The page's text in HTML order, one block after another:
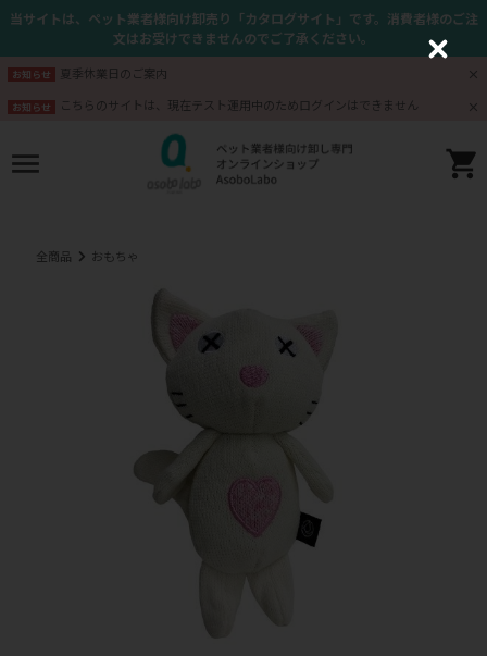
当サイトは、ペット業者様向け卸売り「カタログサイト」です。消費者様のご注
文はお受けできませんのでご了承ください。
お知らせ 夏季休業日のご案内
お知らせ こちらのサイトは、現在テスト運用中のためログインはできません
全商品 おもちゃ
C